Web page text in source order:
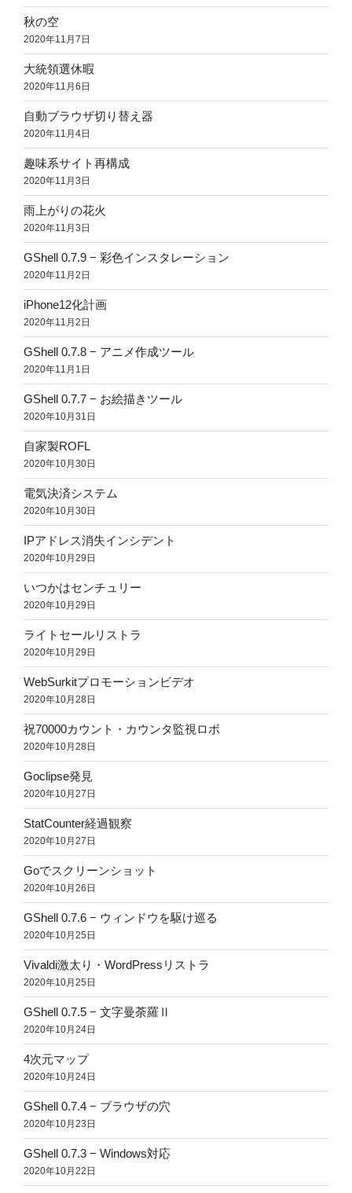
秋の空
2020年11月7日
大統領選休暇
2020年11月6日
自動ブラウザ切り替え器
2020年11月4日
趣味系サイト再構成
2020年11月3日
雨上がりの花火
2020年11月3日
GShell 0.7.9 − 彩色インスタレーション
2020年11月2日
iPhone12化計画
2020年11月2日
GShell 0.7.8 − アニメ作成ツール
2020年11月1日
GShell 0.7.7 − お絵描きツール
2020年10月31日
自家製ROFL
2020年10月30日
電気決済システム
2020年10月30日
IPアドレス消失インシデント
2020年10月29日
いつかはセンチュリー
2020年10月29日
ライトセールリストラ
2020年10月29日
WebSurkitプロモーションビデオ
2020年10月28日
祝70000カウント・カウンタ監視ロボ
2020年10月28日
Goclipse発見
2020年10月27日
StatCounter経過観察
2020年10月27日
Goでスクリーンショット
2020年10月26日
GShell 0.7.6 − ウィンドウを駆け巡る
2020年10月25日
Vivaldi激太り・WordPressリストラ
2020年10月25日
GShell 0.7.5 − 文字曼荼羅Ⅱ
2020年10月24日
4次元マップ
2020年10月24日
GShell 0.7.4 − ブラウザの穴
2020年10月23日
GShell 0.7.3 − Windows対応
2020年10月22日